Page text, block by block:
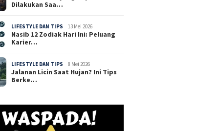
Dilakukan Saa…
LIFESTYLE DAN TIPS 13 Mei 2026
Nasib 12 Zodiak Hari Ini: Peluang
Karier…
LIFESTYLE DAN TIPS 8 Mei 2026
Jalanan Licin Saat Hujan? Ini Tips
Berke…